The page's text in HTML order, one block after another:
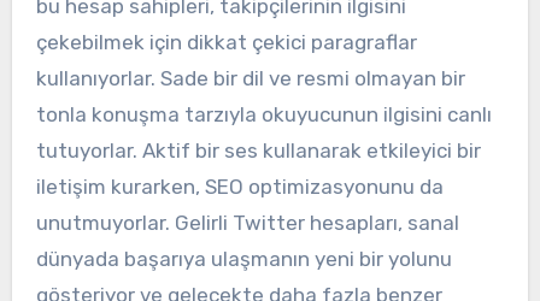
bu hesap sahipleri, takipçilerinin ilgisini
çekebilmek için dikkat çekici paragraflar
kullanıyorlar. Sade bir dil ve resmi olmayan bir
tonla konuşma tarzıyla okuyucunun ilgisini canlı
tutuyorlar. Aktif bir ses kullanarak etkileyici bir
iletişim kurarken, SEO optimizasyonunu da
unutmuyorlar. Gelirli Twitter hesapları, sanal
dünyada başarıya ulaşmanın yeni bir yolunu
gösteriyor ve gelecekte daha fazla benzer